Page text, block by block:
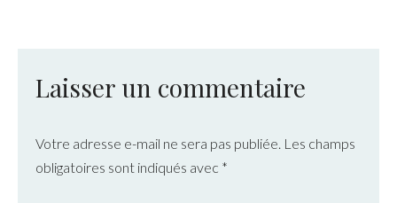
Laisser un commentaire
Votre adresse e-mail ne sera pas publiée. Les champs
obligatoires sont indiqués avec *